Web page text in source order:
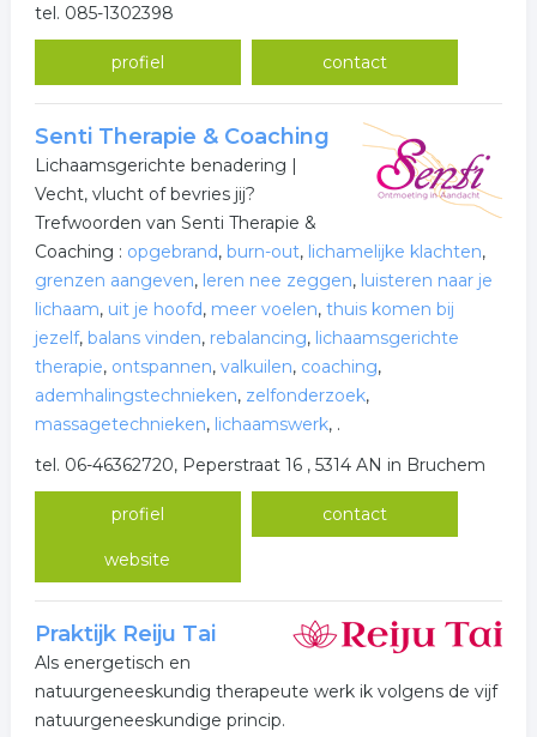
tel. 085-1302398
profiel contact
Senti Therapie & Coaching
Lichaamsgerichte benadering |
Vecht, vlucht of bevries jij?
Trefwoorden van Senti Therapie &
Coaching : opgebrand, burn-out, lichamelijke klachten,
grenzen aangeven, leren nee zeggen, luisteren naar je
lichaam, uit je hoofd, meer voelen, thuis komen bij
jezelf, balans vinden, rebalancing, lichaamsgerichte
therapie, ontspannen, valkuilen, coaching,
ademhalingstechnieken, zelfonderzoek,
massagetechnieken, lichaamswerk, .
tel. 06-46362720, Peperstraat 16 , 5314 AN in Bruchem
profiel contact
website
Praktijk Reiju Tai
Als energetisch en
natuurgeneeskundig therapeute werk ik volgens de vijf
natuurgeneeskundige princip.